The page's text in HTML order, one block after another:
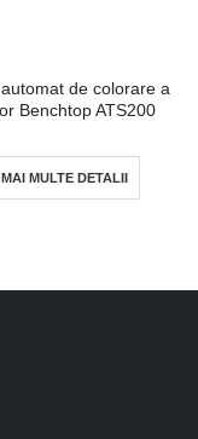
de colorare a
Benchtop ATS200
MAI MULTE DETALII